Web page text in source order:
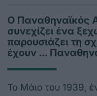
Ο Παναθηναϊκός
συνεχίζει ένα
παρουσιάζει τη
έχουν …
Το Μάιο του 1939,